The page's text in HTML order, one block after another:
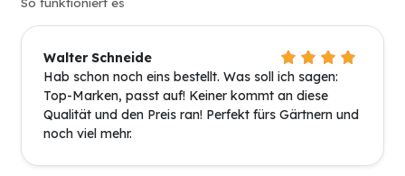
Walter Schneide
Hab schon noch eins bestellt. Was soll ich sagen:
Top-Marken, passt auf! Keiner kommt an diese
Qualität und den Preis ran! Perfekt fürs Gärtnern und
noch viel mehr.